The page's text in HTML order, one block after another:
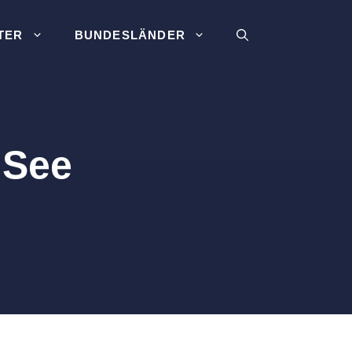
BUNDESLÄNDER